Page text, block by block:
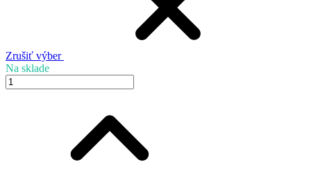
Zrušiť výber
Na sklade